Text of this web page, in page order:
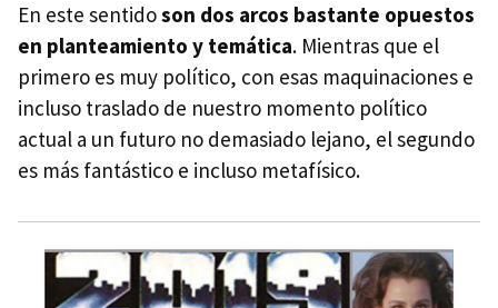
En este sentidoson dos arcos bastante opuestos
en planteamiento y temática. Mientras que el
primero es muy político, con esas maquinaciones e
incluso traslado de nuestro momento político
actual a un futuro no demasiado lejano, el segundo
es más fantástico e incluso metafísico.